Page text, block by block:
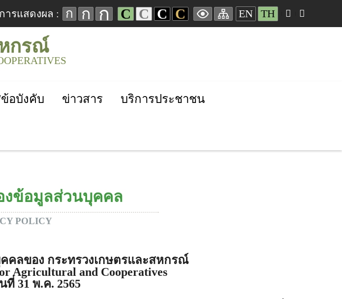
ารแสดงผล : ก ก ก C C C C EN TH
กรณ์
อบังคับ ข่าวสาร บริการประชาชน
งข้อมูลส่วนบุคคล
POLICY
คลของ กระทรวงเกษตรและสหกรณ์
Agricultural and Cooperatives
ที่ 31 พ.ค. 2565